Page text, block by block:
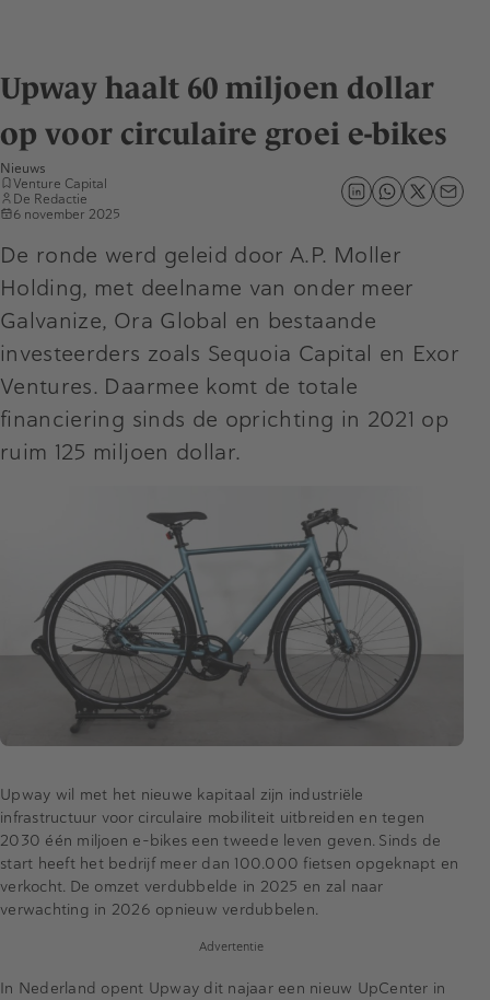
Upway haalt 60 miljoen dollar
op voor circulaire groei e-bikes
Nieuws
Venture Capital
De Redactie
6 november 2025
De ronde werd geleid door A.P. Moller
Holding, met deelname van onder meer
Galvanize, Ora Global en bestaande
investeerders zoals Sequoia Capital en Exor
Ventures. Daarmee komt de totale
financiering sinds de oprichting in 2021 op
ruim 125 miljoen dollar.
Upway wil met het nieuwe kapitaal zijn industriële
infrastructuur voor circulaire mobiliteit uitbreiden en tegen
2030 één miljoen e-bikes een tweede leven geven. Sinds de
start heeft het bedrijf meer dan 100.000 fietsen opgeknapt en
verkocht. De omzet verdubbelde in 2025 en zal naar
verwachting in 2026 opnieuw verdubbelen.
Advertentie
In Nederland opent Upway dit najaar een nieuw UpCenter in